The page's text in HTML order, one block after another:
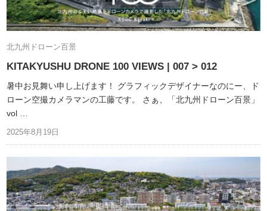
北九州ドローン百景
KITAKYUSHU DRONE 100 VIEWS | 007 > 012
暑中お見舞い申し上げます！ グラフィックデザイナーなのにー、ド
ローン空撮カメラマンの工藤です。 さぁ、「北九州ドローン百景」
vol …
2025年8月19日